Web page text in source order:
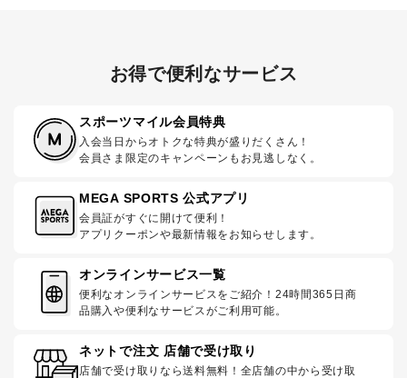
お得で便利なサービス
スポーツマイル会員特典
入会当日からオトクな特典が盛りだくさん！
会員さま限定のキャンペーンもお見逃しなく。
MEGA SPORTS 公式アプリ
会員証がすぐに開けて便利！
アプリクーポンや最新情報をお知らせします。
オンラインサービス一覧
便利なオンラインサービスをご紹介！24時間365日商
品購入や便利なサービスがご利用可能。
ネットで注文 店舗で受け取り
店舗で受け取りなら送料無料！全店舗の中から受け取